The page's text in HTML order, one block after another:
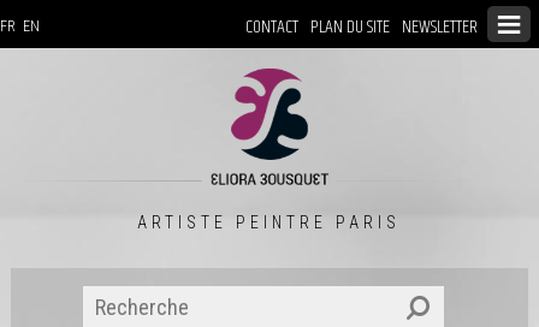
CONTACT PLAN DU SITE NEWSLETTER
FR EN
ARTISTE PEINTRE PARIS